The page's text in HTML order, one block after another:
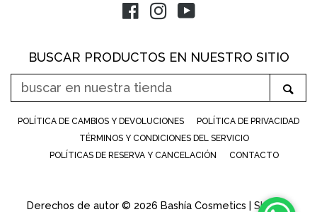
FacebookInstagram
BUSCAR PRODUCTOS EN NUESTRO SITIO
BUSCAR
NUESTRA
TIENDA
POLÍTICA DE CAMBIOS Y DEVOLUCIONES
POLÍTICA DE PRIVACIDAD
TÉRMINOS Y CONDICIONES DEL SERVICIO
POLÍTICAS DE RESERVA Y CANCELACIÓN
CONTACTO
Derechos de autor © 2026 Bashía Cosmetics | Shopify